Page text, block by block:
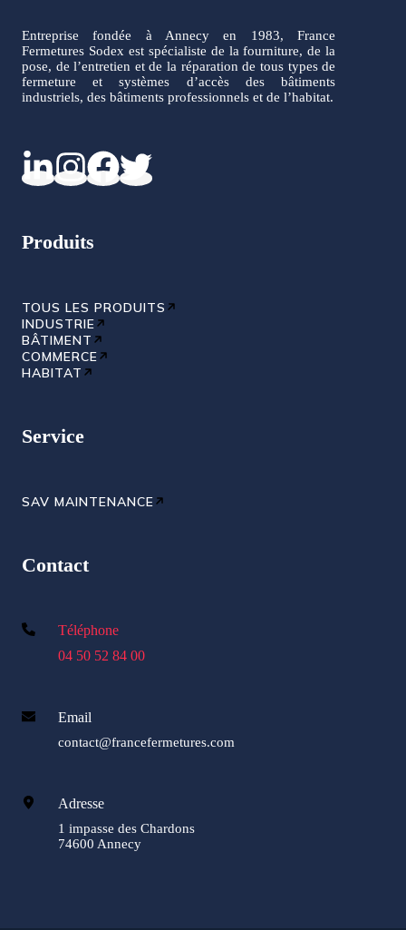
Entreprise fondée à Annecy en 1983, France
Fermetures Sodex est spécialiste de la fourniture, de la
pose, de l’entretien et de la réparation de tous types de
fermeture et systèmes d’accès des bâtiments
industriels, des bâtiments professionnels et de l’habitat.
Produits
TOUS LES PRODUITS
INDUSTRIE
BÂTIMENT
COMMERCE
HABITAT
Service
SAV MAINTENANCE
Contact
Téléphone
04 50 52 84 00
Email
contact@francefermetures.com
Adresse
1 impasse des Chardons
74600 Annecy